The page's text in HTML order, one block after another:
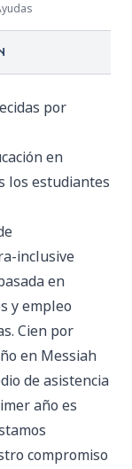
por
en
los estudiantes
inclusive
en
yempleo
. Cien por
en Messiah
de asistencia
año es
compromiso